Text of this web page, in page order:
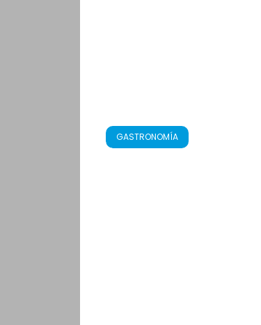
GASTRONOMÍA